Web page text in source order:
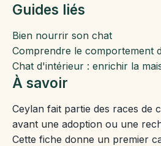
Guides liés
Bien nourrir son chat
Comprendre le comportement
Chat d'intérieur : enrichir la
À savoir
Ceylan fait partie des races de
avant une adoption ou une
Cette fiche donne un premier